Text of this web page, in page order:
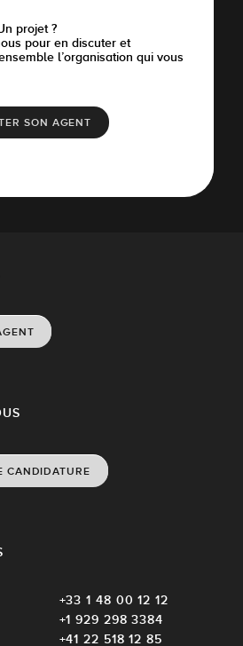
projet ?
pour en discuter et
l’organisation qui vous
SON AGENT
CANDIDATURE
+33 1 48 00 12 12
+1 929 298 3384
+41 22 518 12 85